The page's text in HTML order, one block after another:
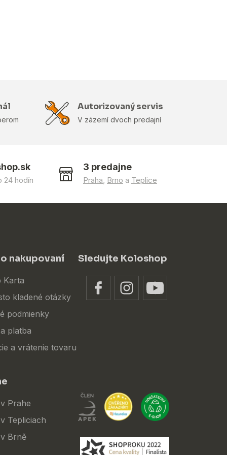
Autorizovaný servis
V zázemí dvoch predajní
24 hodín
3 predajne
Praha, Brno a Teplice
nakupovaní
Karta
kladené otázky
podmienky
platba
a vrátenie tovaru
Prahe
Tepliciach
Brně
Sledujte Koloshop